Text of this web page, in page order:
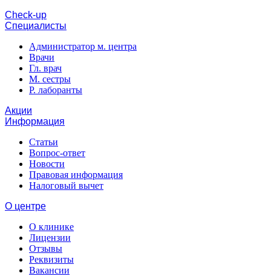
Cheсk-up
Специалисты
Администратор м. центра
Врачи
Гл. врач
М. сестры
Р. лаборанты
Акции
Информация
Статьи
Вопрос-ответ
Новости
Правовая информация
Налоговый вычет
О центре
О клинике
Лицензии
Отзывы
Реквизиты
Вакансии